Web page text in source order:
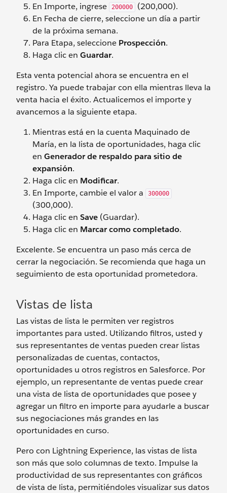
En Importe, ingrese
200000
(200,000).
En Fecha de cierre, seleccione un día a partir
de la próxima semana.
Para Etapa, seleccione Prospección.
Haga clic en Guardar.
Esta venta potencial ahora se encuentra en el
registro. Ya puede trabajar con ella mientras lleva la
venta hacia el éxito. Actualicemos el importe y
avancemos a la siguiente etapa.
Mientras está en la cuenta Maquinado de
María, en la lista de oportunidades, haga clic
en Generador de respaldo para sitio de
expansión.
Haga clic en Modificar.
En Importe, cambie el valor a
300000
(300,000).
Haga clic en Save (Guardar).
Haga clic en Marcar como completado.
Excelente. Se encuentra un paso más cerca de
cerrar la negociación. Se recomienda que haga un
seguimiento de esta oportunidad prometedora.
Vistas de lista
Las vistas de lista le permiten ver registros
importantes para usted. Utilizando filtros, usted y
sus representantes de ventas pueden crear listas
personalizadas de cuentas, contactos,
oportunidades u otros registros en Salesforce. Por
ejemplo, un representante de ventas puede crear
una vista de lista de oportunidades que posee y
agregar un filtro en importe para ayudarle a buscar
sus negociaciones más grandes en las
oportunidades en curso.
Pero con Lightning Experience, las vistas de lista
son más que solo columnas de texto. Impulse la
productividad de sus representantes con gráficos
de vista de lista, permitiéndoles visualizar sus datos